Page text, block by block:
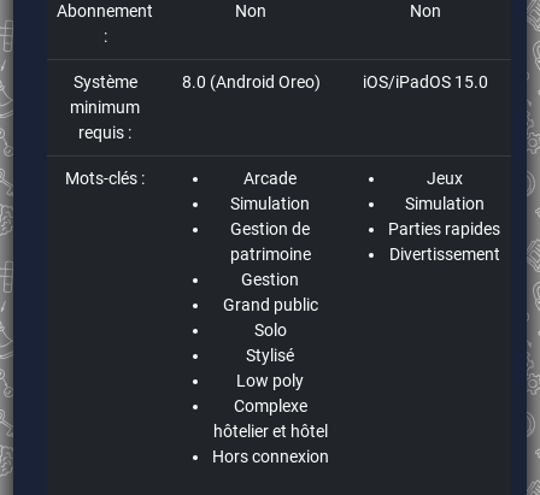
Abonnement
:
Non Non
Système
minimum
requis :
8.0 (Android Oreo) iOS/iPadOS 15.0
Mots-clés :
Arcade
Simulation
Gestion de
patrimoine
Gestion
Grand public
Solo
Stylisé
Low poly
Complexe
hôtelier et hôtel
Hors connexion
Jeux
Simulation
Parties rapides
Divertissement